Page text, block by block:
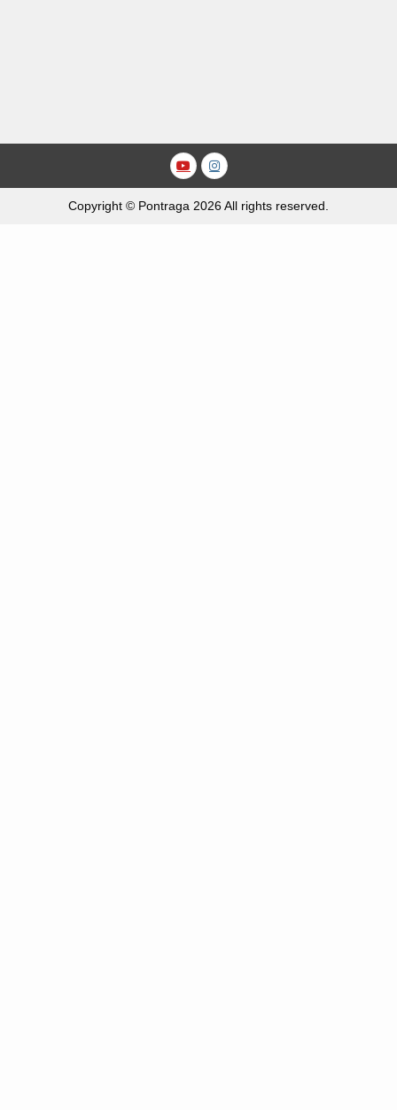
Youtube
Instagram
Copyright © Pontraga 2026 All rights reserved.